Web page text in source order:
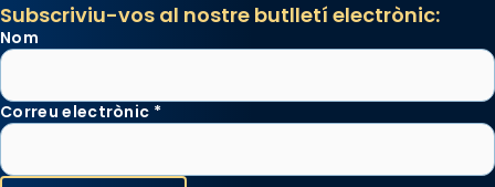
Subscriviu-vos al nostre butlletí electrònic:
Nom
Correu electrònic *